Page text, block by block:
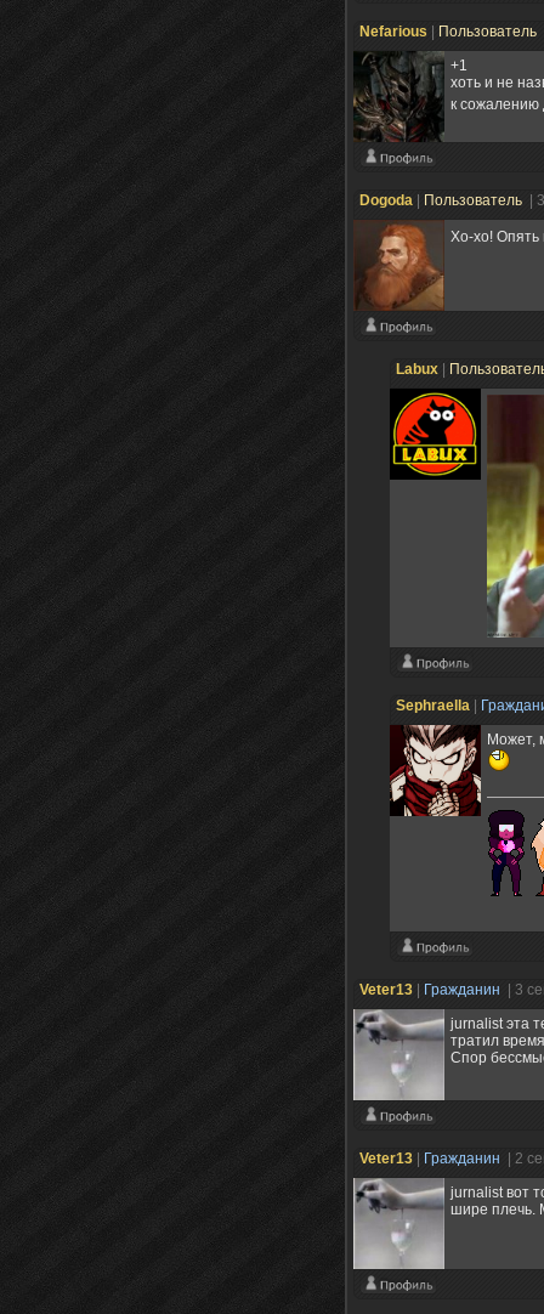
Nefarious Пользователь
+1
хоть и не
к сожалению
Dogoda Пользователь |
Хо-хо! Опять
Labux
Sephraella
Может,
Veter13 Гражданин
| 3
jurnalist эта
тратил
Спор
Veter13 Гражданин
| 2
jurnalist вот
шире плечь.